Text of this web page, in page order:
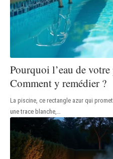
Pourquoi l’eau de
Comment y remédier ?
La piscine, ce rectangle azur qui
une trace blanche,…